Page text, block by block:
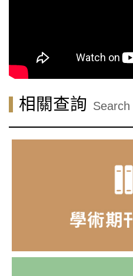
相關查詢 Search